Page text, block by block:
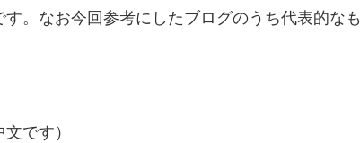
。なお今回参考にしたブログのうち代表的なも
です）